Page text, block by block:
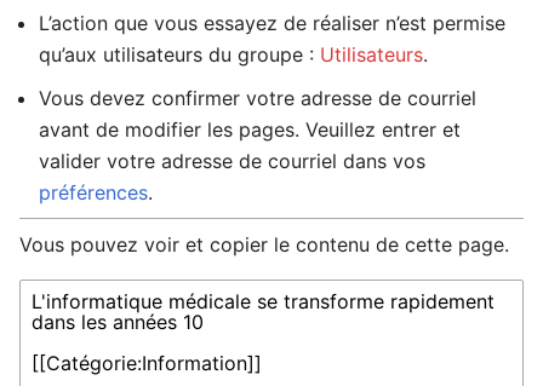
L’action que vous essayez de réaliser n’est permise
qu’aux utilisateurs du groupe : Utilisateurs.
Vous devez confirmer votre adresse de courriel
avant de modifier les pages. Veuillez entrer et
valider votre adresse de courriel dans vos
préférences.
Vous pouvez voir et copier le contenu de cette page.